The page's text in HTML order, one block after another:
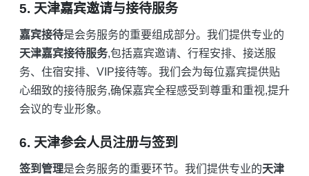
5. 天津嘉宾邀请与接待服务
嘉宾接待是会务服务的重要组成部分。我们提供专业的
天津嘉宾接待服务,包括嘉宾邀请、行程安排、接送服
务、住宿安排、VIP接待等。我们会为每位嘉宾提供贴
心细致的接待服务,确保嘉宾全程感受到尊重和重视,提升
会议的专业形象。
6. 天津参会人员注册与签到
签到管理是会务服务的重要环节。我们提供专业的天津